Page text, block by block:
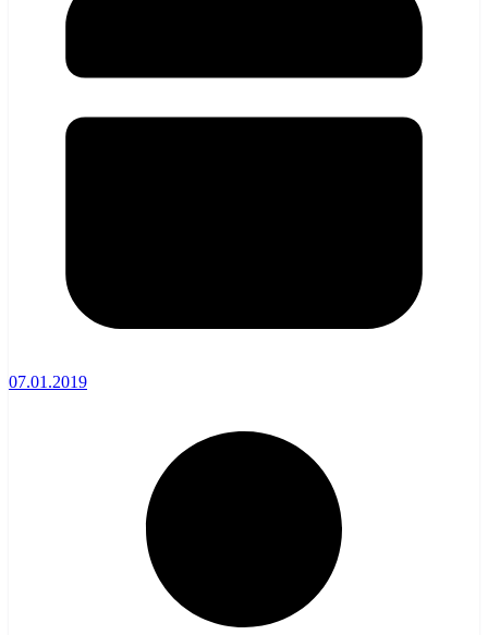
07.01.2019